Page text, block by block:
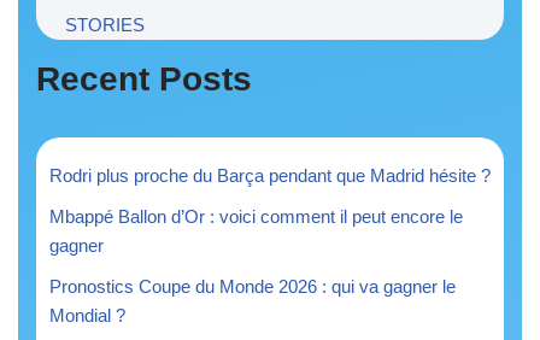
STORIES
Recent Posts
Rodri plus proche du Barça pendant que Madrid hésite ?
Mbappé Ballon d’Or : voici comment il peut encore le
gagner
Pronostics Coupe du Monde 2026 : qui va gagner le
Mondial ?